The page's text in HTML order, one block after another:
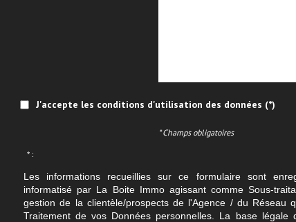
J'accepte les conditions d'utilisation des données (*)
* Champs obligatoires
* :
Les informations recueillies sur ce formulaire sont
informatisé par La Boite Immo agissant comme Sous-
gestion de la clientèle/prospects de l'Agence / du Réseau
Traitement de vos Données personnelles. La base légale